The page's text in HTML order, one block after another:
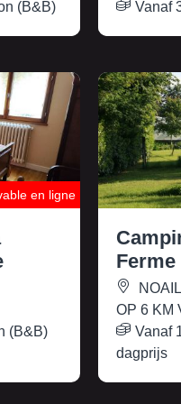
(B&B) Vanaf
en ligne
(B&B)
Ferme
OP 6 KM
Vanaf
dagprijs